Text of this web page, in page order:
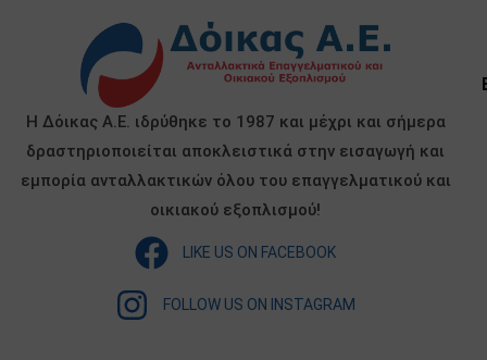
Η Δόικας Α.Ε. ιδρύθηκε το 1987 και μέχρι και σήμερα
δραστηριοποιείται αποκλειστικά στην εισαγωγή και
εμπορία ανταλλακτικών όλου του επαγγελματικού και
οικιακού εξοπλισμού!
LIKE US ON FACEBOOK
FOLLOW US ON INSTAGRAM